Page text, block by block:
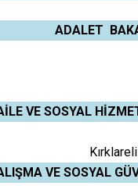
ADALET
VE SOSYAL
VE SOSYAL